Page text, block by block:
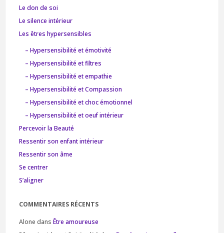
Le don de soi
Le silence intérieur
Les êtres hypersensibles
– Hypersensibilité et émotivité
– Hypersensibilité et filtres
– Hypersensibilité et empathie
– Hypersensibilité et Compassion
– Hypersensibilité et choc émotionnel
– Hypersensibilité et oeuf intérieur
Percevoir la Beauté
Ressentir son enfant intérieur
Ressentir son âme
Se centrer
S’aligner
COMMENTAIRES RÉCENTS
Alone dans Être amoureuse